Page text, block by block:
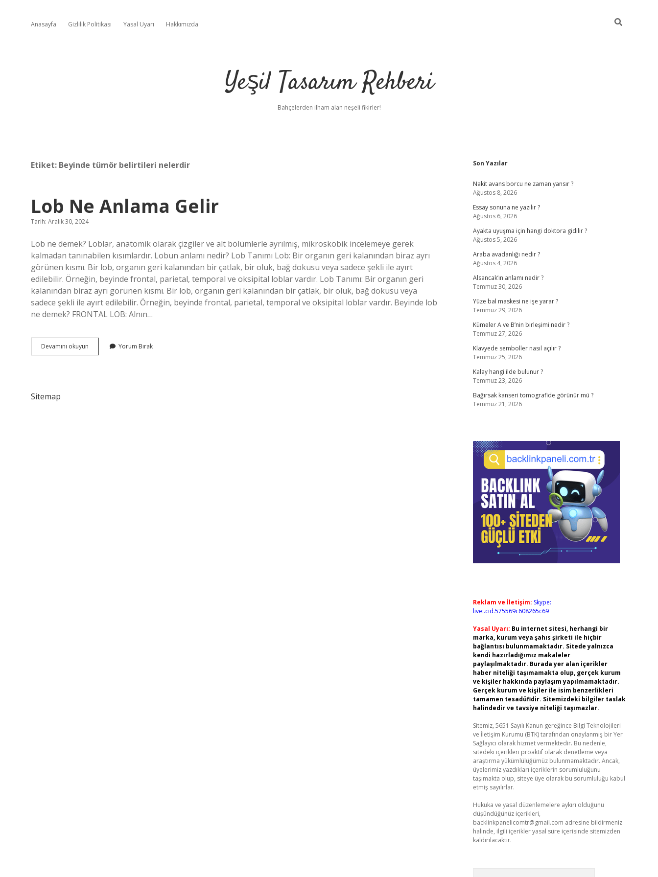
Anasayfa Gizlilik Politikası Yasal Uyarı Hakkımızda
Yeşil Tasarım Rehberi
Bahçelerden ilham alan neşeli fikirler!
Etiket: Beyinde tümör belirtileri nelerdir
Lob Ne Anlama Gelir
Tarih: Aralık 30, 2024
Lob ne demek? Loblar, anatomik olarak çizgiler ve alt bölümlerle ayrılmış, mikroskobik incelemeye gerek
kalmadan tanınabilen kısımlardır. Lobun anlamı nedir? Lob Tanımı Lob: Bir organın geri kalanından biraz ayrı
görünen kısmı. Bir lob, organın geri kalanından bir çatlak, bir oluk, bağ dokusu veya sadece şekli ile ayırt
edilebilir. Örneğin, beyinde frontal, parietal, temporal ve oksipital loblar vardır. Lob Tanımı: Bir organın geri
kalanından biraz ayrı görünen kısmı. Bir lob, organın geri kalanından bir çatlak, bir oluk, bağ dokusu veya
sadece şekli ile ayırt edilebilir. Örneğin, beyinde frontal, parietal, temporal ve oksipital loblar vardır. Beyinde lob
ne demek? FRONTAL LOB: Alnın…
Devamını okuyun
Ne
Yorum Bırak
Sitemap
Sidebar
Son Yazılar
Nakit avans borcu ne zaman yansır ?
Ağustos 8, 2026
Essay sonuna ne yazılır ?
Ağustos 6, 2026
Ayakta uyuşma için hangi doktora gidilir ?
Ağustos 5, 2026
Araba avadanlığı nedir ?
Ağustos 4, 2026
Alsancak’ın anlamı nedir ?
Temmuz 30, 2026
Yüze bal maskesi ne işe yarar ?
Temmuz 29, 2026
Kümeler A ve B’nin birleşimi nedir ?
Temmuz 27, 2026
Klavyede semboller nasıl açılır ?
Temmuz 25, 2026
Kalay hangi ilde bulunur ?
Temmuz 23, 2026
Bağırsak kanseri tomografide görünür mü ?
Temmuz 21, 2026
Reklam ve İletişim: Skype:
live:.cid.575569c608265c69
Yasal Uyarı: Bu internet sitesi, herhangi bir
marka, kurum veya şahıs şirketi ile hiçbir
bağlantısı bulunmamaktadır. Sitede yalnızca
kendi hazırladığımız makaleler
paylaşılmaktadır. Burada yer alan içerikler
haber niteliği taşımamakta olup, gerçek kurum
ve kişiler hakkında paylaşım yapılmamaktadır.
Gerçek kurum ve kişiler ile isim benzerlikleri
tamamen tesadüfidir. Sitemizdeki bilgiler taslak
halindedir ve tavsiye niteliği taşımazlar.
Sitemiz, 5651 Sayılı Kanun gereğince Bilgi Teknolojileri
ve İletişim Kurumu (BTK) tarafından onaylanmış bir Yer
Sağlayıcı olarak hizmet vermektedir. Bu nedenle,
sitedeki içerikleri proaktif olarak denetleme veya
araştırma yükümlülüğümüz bulunmamaktadır. Ancak,
üyelerimiz yazdıkları içeriklerin sorumluluğunu
taşımakta olup, siteye üye olarak bu sorumluluğu kabul
etmiş sayılırlar.
Hukuka ve yasal düzenlemelere aykırı olduğunu
düşündüğünüz içerikleri,
backlinkpanelicomtr@gmail.com adresine bildirmeniz
halinde, ilgili içerikler yasal süre içerisinde sitemizden
kaldırılacaktır.